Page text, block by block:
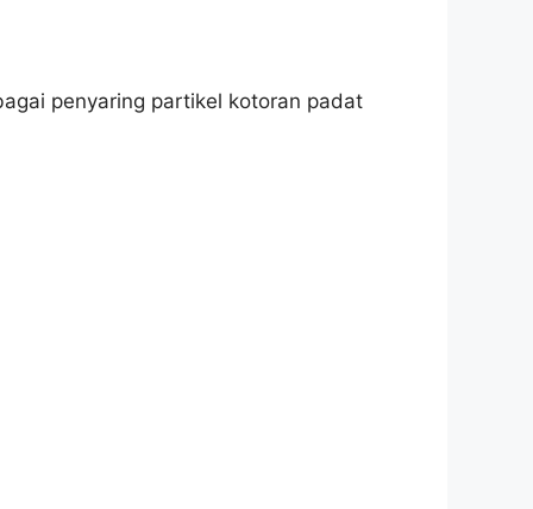
penyaring partikel kotoran padat